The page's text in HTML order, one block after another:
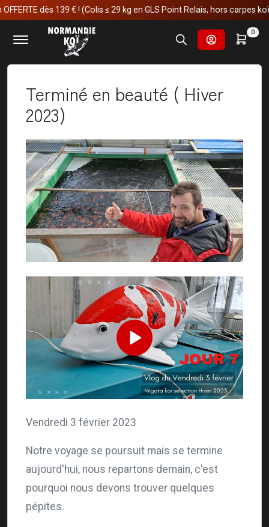
dès 139 € ! (Colis ≤ 29 kg en GLS Point Relais, hors carpes koï)
0
Accueil
Nos voyages au japon
Terminé en beauté ( Hiver 2023)
Terminé en beauté ( Hiver
2023)
Vendredi 3 février 2023
Notre voyage se poursuit mais se termine
aujourd'hui, nous repartons demain, c'est
pourquoi nous devons trouver quelques
pépites.